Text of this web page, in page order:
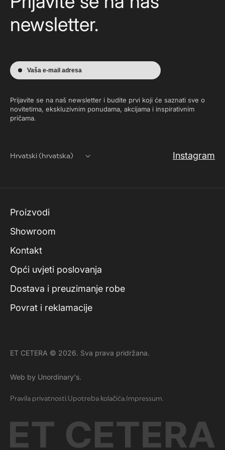
newsletter.
Vaša e-mail adresa
Prijavite se na naš newsletter i budite prvi koji će saznati sve o
novitetima, ekskluzivnim ponudama, akcijama i inspirativnim
pričama.
Hrvatski (hrvatska) Instagram
Proizvodi
Showroom
Kontakt
Opći uvjeti poslovanja
Dostava i preuzimanje robe
Povrat i reklamacije
ET CETERA © 2026. Sva prava pridržana.
Web by Unordinary's.
Pravila privatnosti.Upotreba kolačića. Impressum.